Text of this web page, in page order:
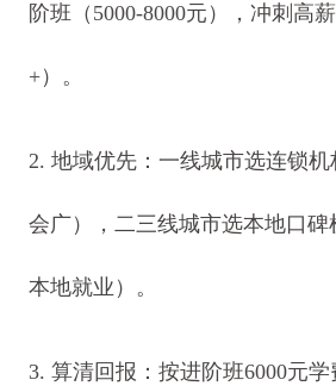
阶班（5000-8000元），冲刺高
+）。
2. 地域优先：一线城市选连锁
会广），二三线城市选本地口
本地就业）。
3. 算清回报：按进阶班6000元